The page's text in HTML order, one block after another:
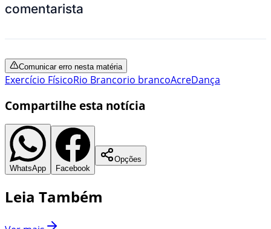
comentarista
Comunicar erro nesta matéria
Exercício FísicoRio Brancorio brancoAcreDança
Compartilhe esta notícia
WhatsApp Facebook
Opções
Leia Também